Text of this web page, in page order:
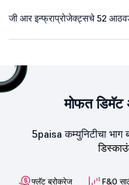
जी आर इन्फ्राप्रोजेक्ट्सचे 52
मोफत
5paisa कम्युनिटीचा भाग
फ्लॅट ब्रोकरेज
F&O